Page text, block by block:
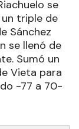
se
un triple de
Sánchez
se llenó de
Sumó un
Vieta para
-77 a 70-